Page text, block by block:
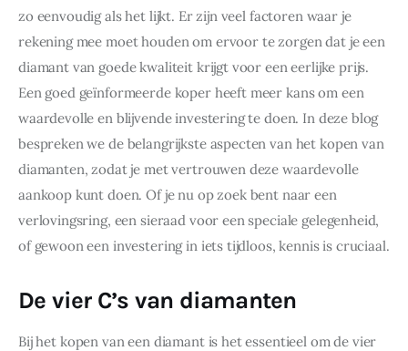
zo eenvoudig als het lijkt. Er zijn veel factoren waar je
rekening mee moet houden om ervoor te zorgen dat je een
diamant van goede kwaliteit krijgt voor een eerlijke prijs.
Een goed geïnformeerde koper heeft meer kans om een
waardevolle en blijvende investering te doen. In deze blog
bespreken we de belangrijkste aspecten van het kopen van
diamanten, zodat je met vertrouwen deze waardevolle
aankoop kunt doen. Of je nu op zoek bent naar een
verlovingsring, een sieraad voor een speciale gelegenheid,
of gewoon een investering in iets tijdloos, kennis is cruciaal.
De vier C’s van diamanten
Bij het kopen van een diamant is het essentieel om de vier